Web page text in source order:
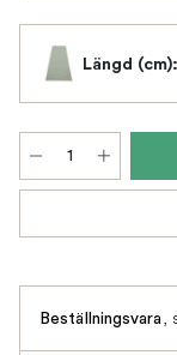
Längd
Beställningsvara,